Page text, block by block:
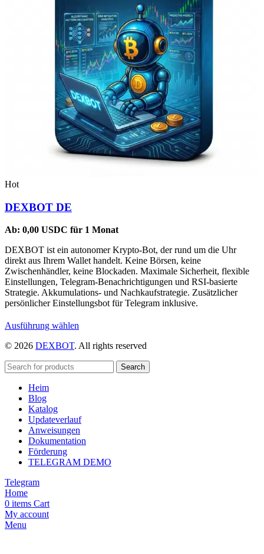
Hot
DEXBOT DE
Ab: 0,00 USDC für 1 Monat
DEXBOT ist ein autonomer Krypto-Bot, der rund um die Uhr
direkt aus Ihrem Wallet handelt. Keine Börsen, keine
Zwischenhändler, keine Blockaden. Maximale Sicherheit, flexible
Einstellungen, Telegram-Benachrichtigungen und RSI-basierte
Strategie. Akkumulations- und Nachkaufstrategie. Zusätzlicher
persönlicher Einstellungsbot für Telegram inklusive.
Ausführung wählen
weist
auf
der
Produktseite
werden
© 2026 DEXBOT. All rights reserved
Search
Heim
Blog
Katalog
Updateverlauf
Anweisungen
Dokumentation
Förderung
TELEGRAM DEMO
Telegram
Home
0 items Cart
My account
Menu